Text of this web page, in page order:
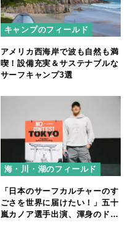
キャンプのフィールド
アメリカ西海岸で波も自然も満
喫！設備充実＆サステナブルな
サーフキャンプ3選
海・川・湖のフィールド
「日本のサーフカルチャーのす
ごさを世界に届けたい！」五十
嵐カノア選手出演、渾身のドキ